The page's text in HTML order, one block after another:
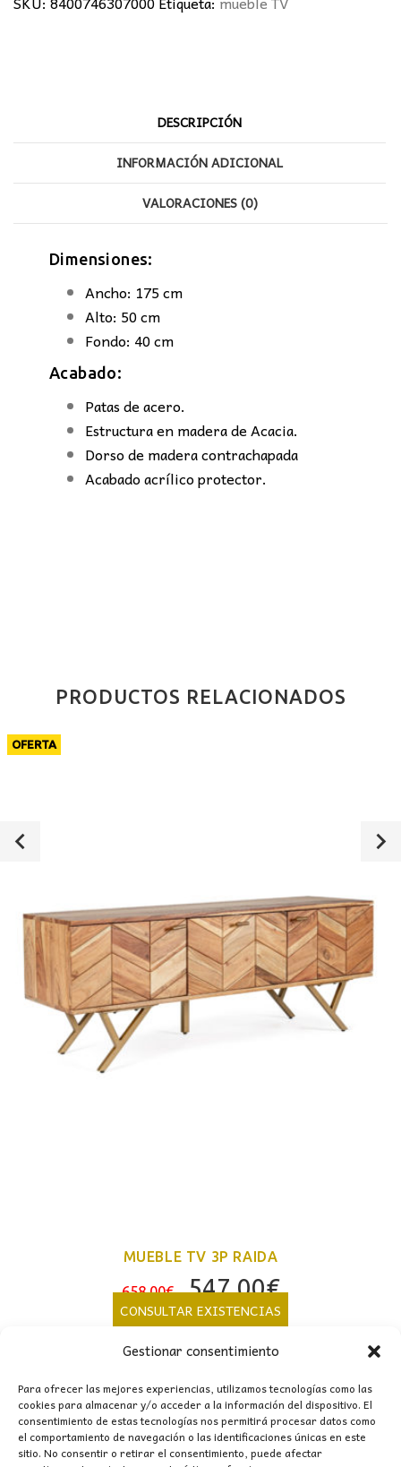
Gestionar consentimiento
Para ofrecer las mejores experiencias, utilizamos tecnologías como las
cookies para almacenar y/o acceder a la información del dispositivo. El
consentimiento de estas tecnologías nos permitirá procesar datos como
el comportamiento de navegación o las identificaciones únicas en este
sitio. No consentir o retirar el consentimiento, puede afectar
DESCRIPCIÓN
INFORMACIÓN ADICIONAL
VALORACIONES (0)
Dimensiones:
Ancho: 175 cm
Alto: 50 cm
Fondo: 40 cm
Acabado:
Patas de acero.
Estructura en madera de Acacia.
Dorso de madera contrachapada
Acabado acrílico protector.
PRODUCTOS RELACIONADOS
OFERTA
MUEBLE TV 3P RAIDA
658,00€
El
precio
era:
658,00€.
547,00€El
precio
547,00€.
CONSULTAR EXISTENCIAS